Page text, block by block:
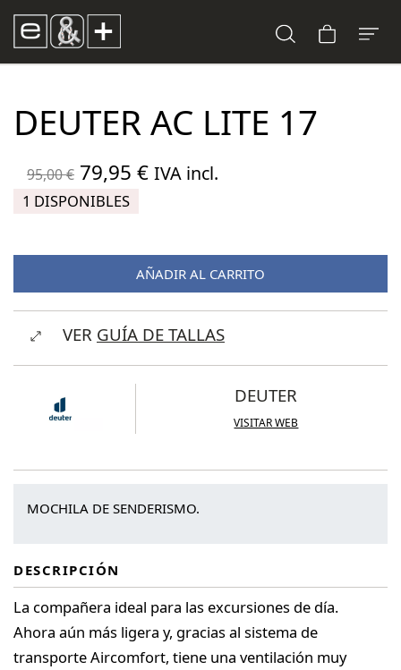
DEUTER AC LITE 17
95,00€ El
precio
era:
95,00 €.
79,95 €El
es:
79,95 €.
IVA incl.
1 DISPONIBLES
AÑADIR AL CARRITO
VER GUÍA DE TALLAS
DEUTER
VISITAR WEB
MOCHILA DE SENDERISMO.
DESCRIPCIÓN
La compañera ideal para las excursiones de día.
Ahora aún más ligera y, gracias al sistema de
transporte Aircomfort, tiene una ventilación muy